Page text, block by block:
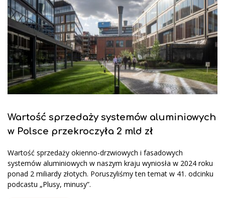
Wartość sprzedaży systemów aluminiowych
w Polsce przekroczyła 2 mld zł
Wartość sprzedaży okienno-drzwiowych i fasadowych
systemów aluminiowych w naszym kraju wyniosła w 2024 roku
ponad 2 miliardy złotych. Poruszyliśmy ten temat w 41. odcinku
podcastu „Plusy, minusy”.